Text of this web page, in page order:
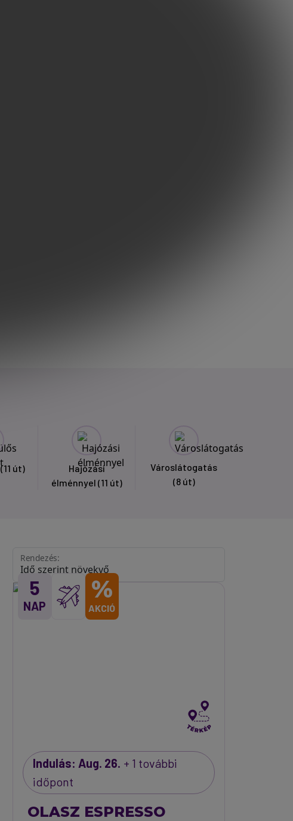
(11 út)
Hajózási
élménnyel (11 út)
Városlátogatás
(8 út)
Rendezés:
5
NAP
%
AKCIÓ
Indulás: Aug. 26. + 1 további
időpont
OLASZ ESPRESSO